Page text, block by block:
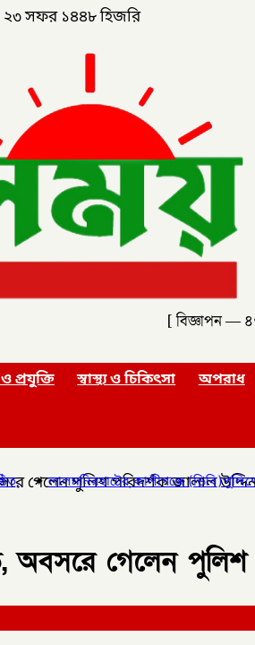
২৩ সফর ১৪৪৮ হিজরি
[ বিজ্ঞাপন —
প্রযুক্তি স্বাস্থ্য ও চিকিৎসা অপরাধ
(ডিবি)পুলিশের অভিযানে বিপুল পরিমাণ
গেলেন পুলিশ পরিদর্শক জালাল
অবসরে গেলেন